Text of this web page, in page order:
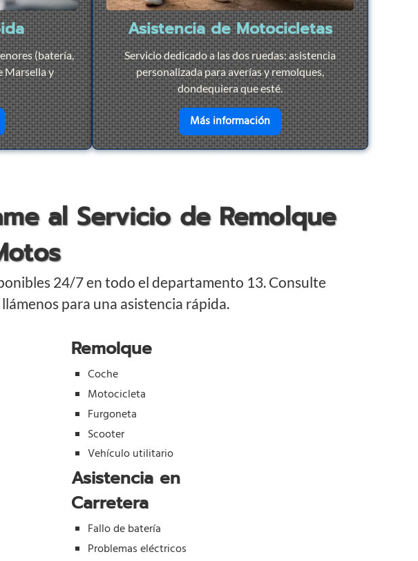
(batería,
Marsella y
savoir plus surReparación Rápida
Asistencia de Motocicletas
Servicio dedicado a las dos ruedas: asistencia
personalizada para averías y remolques,
dondequiera que esté.
Más informaciónen savoir plus surAsistencia
al Servicio de Remolque
24/7 en todo el departamento 13. Consulte
para una asistencia rápida.
Remolque
Coche
Motocicleta
Furgoneta
Scooter
Vehículo utilitario
Asistencia en
Carretera
Fallo de batería
Problemas eléctricos